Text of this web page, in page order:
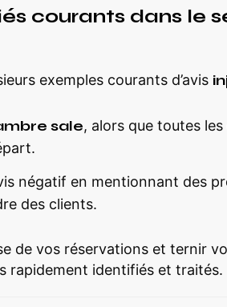
courants dans le
exemples courants d’avis
sale, alors que toutes
négatif en mentionnant des
des clients.
de vos réservations et ternir
rapidement identifiés et traités.